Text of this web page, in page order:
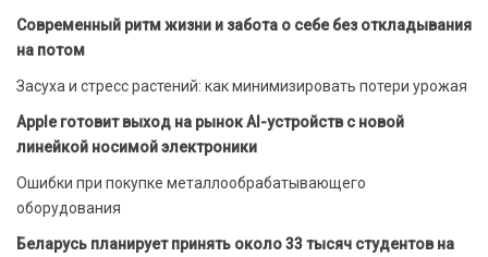
Современный ритм жизни и забота о себе без откладывания
на потом
Засуха и стресс растений: как минимизировать потери урожая
Apple готовит выход на рынок AI-устройств с новой
линейкой носимой электроники
Ошибки при покупке металлообрабатывающего
оборудования
Беларусь планирует принять около 33 тысяч студентов на